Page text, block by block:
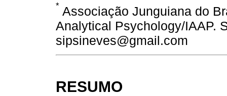
* Associação Junguiana do
Analytical Psychology/IAAP.
sipsineves@gmail.com
RESUMO